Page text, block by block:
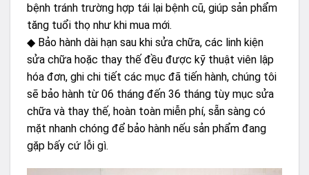
bệnh tránh trường hợp tái lại bệnh cũ, giúp sản phẩm
tăng tuổi thọ như khi mua mới.
◆ Bảo hành dài hạn sau khi sửa chữa, các linh kiện
sửa chữa hoặc thay thế đều được kỹ thuật viên lập
hóa đơn, ghi chi tiết các mục đã tiến hành, chúng tôi
sẽ bảo hành từ 06 tháng đến 36 tháng tùy mục sửa
chữa và thay thế, hoàn toàn miễn phí, sẵn sàng có
mặt nhanh chóng để bảo hành nếu sản phẩm đang
gặp bấy cứ lỗi gì.